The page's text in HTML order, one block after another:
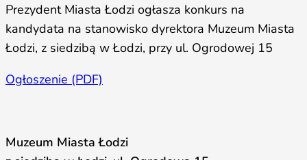
Prezydent Miasta Łodzi ogłasza konkurs na
kandydata na stanowisko dyrektora Muzeum Miasta
Łodzi, z siedzibą w Łodzi, przy ul. Ogrodowej 15
Ogłoszenie (PDF)
Muzeum Miasta Łodzi